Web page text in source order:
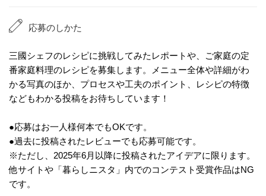
応募のしかた
三國シェフのレシピに挑戦してみたレポートや、ご家庭の定
番家庭料理のレシピを募集します。メニュー全体や詳細がわ
かる写真のほか、プロセスや工夫のポイント、レシピの特徴
などもわかる投稿をお待ちしています！
●応募はお一人様何本でもOKです。
●過去に投稿されたレビューでも応募可能です。
※ただし、2025年6月以降に投稿されたアイデアに限ります。
他サイトや「暮らしニスタ」内でのコンテスト受賞作品はNG
です。